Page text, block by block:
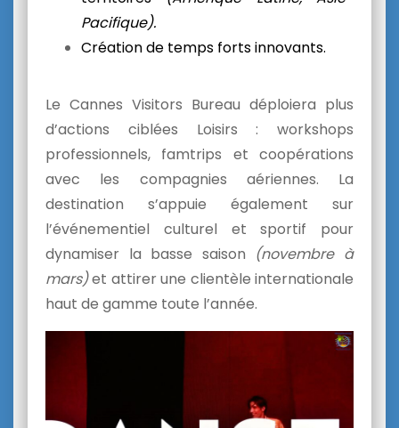
Pacifique).
Création de temps forts innovants.
Le Cannes Visitors Bureau déploiera plus
d’actions ciblées Loisirs : workshops
professionnels, famtrips et coopérations
avec les compagnies aériennes. La
destination s’appuie également sur
l’événementiel culturel et sportif pour
dynamiser la basse saison (novembre à
mars)et attirer une clientèle internationale
haut de gamme toute l’année.